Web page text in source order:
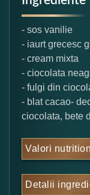
- sos vanilie
- iaurt grecesc
- cream mixta
- ciocolata
- fulgi din
- blat cacao-
ciocolata, bete
Valori
Detalii